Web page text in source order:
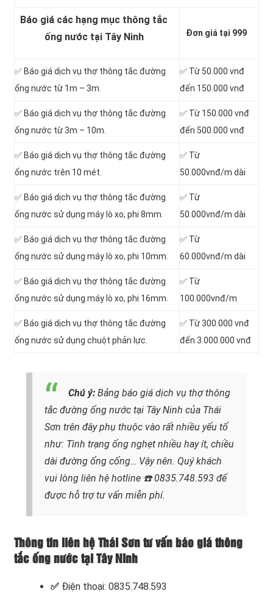
Báo giá các hạng mục thông tắc
ống nước tại Tây Ninh
Đơn giá tại 999
✅ Báo giá dịch vụ thợ thông tắc đường
ống nước từ 1m – 3m.
✅ Từ 50.000 vnđ
đến 150.000 vnđ
✅ Báo giá dịch vụ thợ thông tắc đường
ống nước từ 3m – 10m.
✅ Từ 150.000 vnđ
đến 500.000 vnđ
✅ Báo giá dịch vụ thợ thông tắc đường
ống nước trên 10 mét.
✅ Từ
50.000vnđ/m dài
✅ Báo giá dịch vụ thợ thông tắc đường
ống nước sử dụng máy lò xo, phi 8mm.
✅ Từ
50.000vnđ/m dài
✅ Báo giá dịch vụ thợ thông tắc đường
ống nước sử dụng máy lò xo, phi 10mm.
✅ Từ
60.000vnđ/m dài
✅ Báo giá dịch vụ thợ thông tắc đường
ống nước sử dụng máy lò xo, phi 16mm.
✅ Từ
100.000vnđ/m
✅ Báo giá dịch vụ thợ thông tắc đường
ống nước sử dụng chuột phản lực.
✅ Từ 300.000 vnđ
đến 3.000.000 vnđ
Chú ý: Bảng báo giá dịch vụ thợ thông
tắc đường ống nước tại Tây Ninh của Thái
Sơn trên đây phụ thuộc vào rất nhiều yếu tố
như: Tình trạng ống nghẹt nhiều hay ít, chiều
dài đường ống cống… Vậy nên. Quý khách
vui lòng liên hệ hotline ☎️ 0835.748.593 để
được hỗ trợ tư vấn miễn phí.
Thông tin liên hệ Thái Sơn tư vấn báo giá thông
tắc ống nước tại Tây Ninh
✅ Điện thoại: 0835.748.593